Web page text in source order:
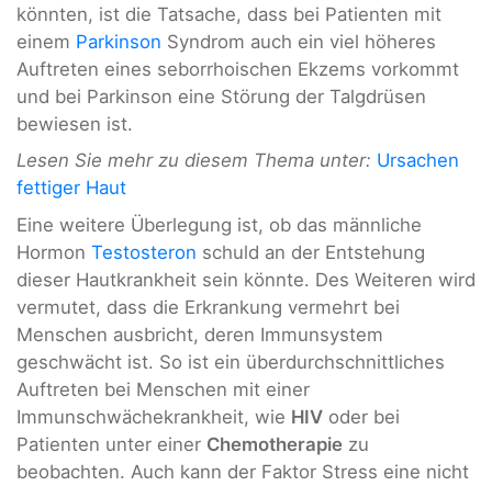
könnten, ist die Tatsache, dass bei Patienten mit
einem Parkinson Syndrom auch ein viel höheres
Auftreten eines seborrhoischen Ekzems vorkommt
und bei Parkinson eine Störung der Talgdrüsen
bewiesen ist.
Lesen Sie mehr zu diesem Thema unter: Ursachen
fettiger Haut
Eine weitere Überlegung ist, ob das männliche
Hormon Testosteron schuld an der Entstehung
dieser Hautkrankheit sein könnte. Des Weiteren wird
vermutet, dass die Erkrankung vermehrt bei
Menschen ausbricht, deren Immunsystem
geschwächt ist. So ist ein überdurchschnittliches
Auftreten bei Menschen mit einer
Immunschwächekrankheit, wie HIV oder bei
Patienten unter einer Chemotherapie zu
beobachten. Auch kann der Faktor Stress eine nicht